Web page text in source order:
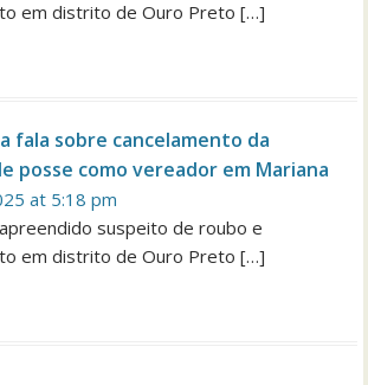
em distrito de Ouro Preto […]
fala sobre cancelamento da
posse como vereador em Mariana
at 5:18 pm
suspeito de roubo e
em distrito de Ouro Preto […]